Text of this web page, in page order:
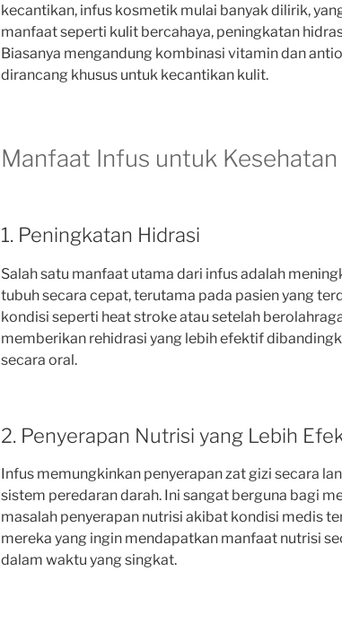
kecantikan, infus kosmetik mulai banyak dilirik,
manfaat seperti kulit bercahaya, peningkatan
Biasanya mengandung kombinasi vitamin dan
dirancang khusus untuk kecantikan kulit.
Manfaat Infus untuk Kesehatan
1. Peningkatan Hidrasi
Salah satu manfaat utama dari infus adalah
tubuh secara cepat, terutama pada pasien yang
kondisi seperti heat stroke atau setelah
memberikan rehidrasi yang lebih efektif
secara oral.
2. Penyerapan Nutrisi yang Lebih
Infus memungkinkan penyerapan zat gizi secara
sistem peredaran darah. Ini sangat berguna bagi
masalah penyerapan nutrisi akibat kondisi medis
mereka yang ingin mendapatkan manfaat nutrisi
dalam waktu yang singkat.